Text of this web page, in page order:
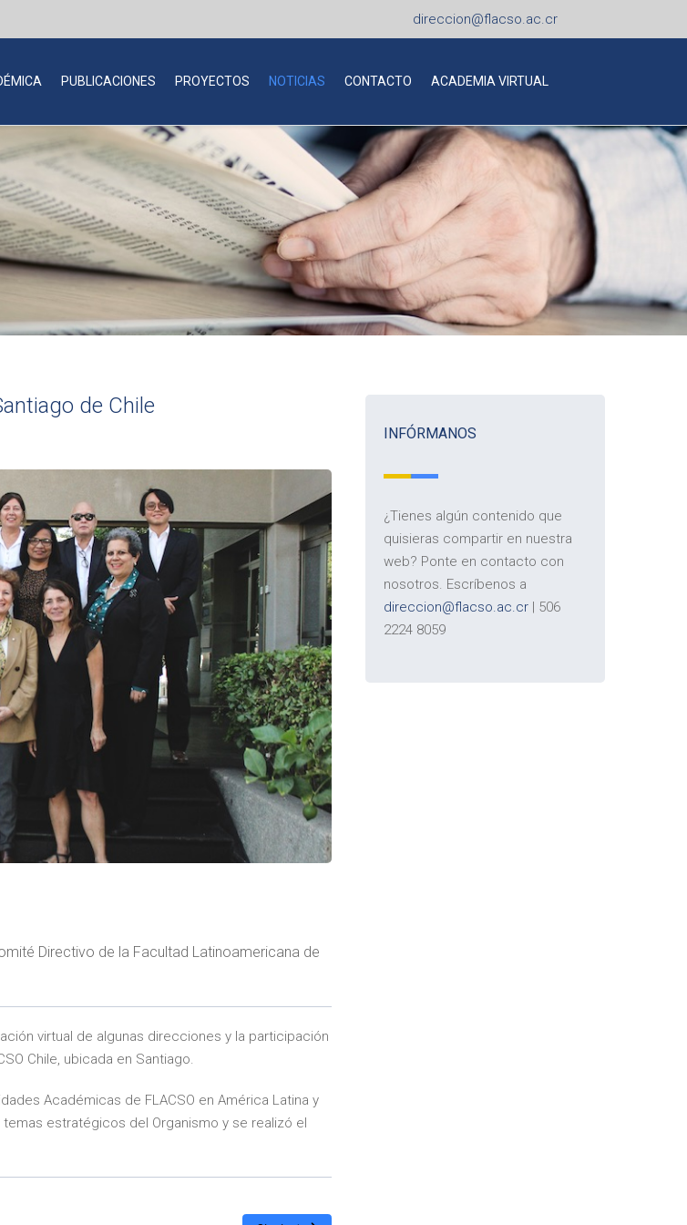
direccion@flacso.ac.cr
PUBLICACIONES PROYECTOS NOTICIAS CONTACTO ACADEMIA VIRTUAL
de Chile
Directivo de la Facultad Latinoamericana de
virtual de algunas direcciones y la participación
Chile, ubicada en Santiago.
Académicas de FLACSO en América Latina y
estratégicos del Organismo y se realizó el
INFÓRMANOS
¿Tienes algún contenido que
quisieras compartir en nuestra
web? Ponte en contacto con
nosotros. Escríbenos a
direccion@flacso.ac.cr | 506
2224 8059